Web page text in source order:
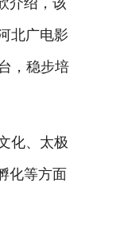
介绍，该
北广电影
，稳步培
化、太极
化等方面